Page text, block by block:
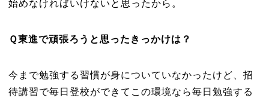
始めなければいけないと思ったから。
Ｑ東進で頑張ろうと思ったきっかけは？
今まで勉強する習慣が身についていなかったけど、招
待講習で毎日登校ができてこの環境なら毎日勉強する